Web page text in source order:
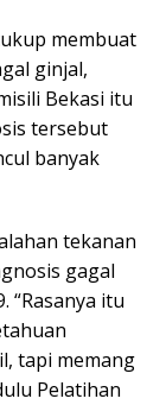
membuat
ginjal,
Bekasi itu
tersebut
banyak
tekanan
gagal
“Rasanya itu
tapi memang
Pelatihan